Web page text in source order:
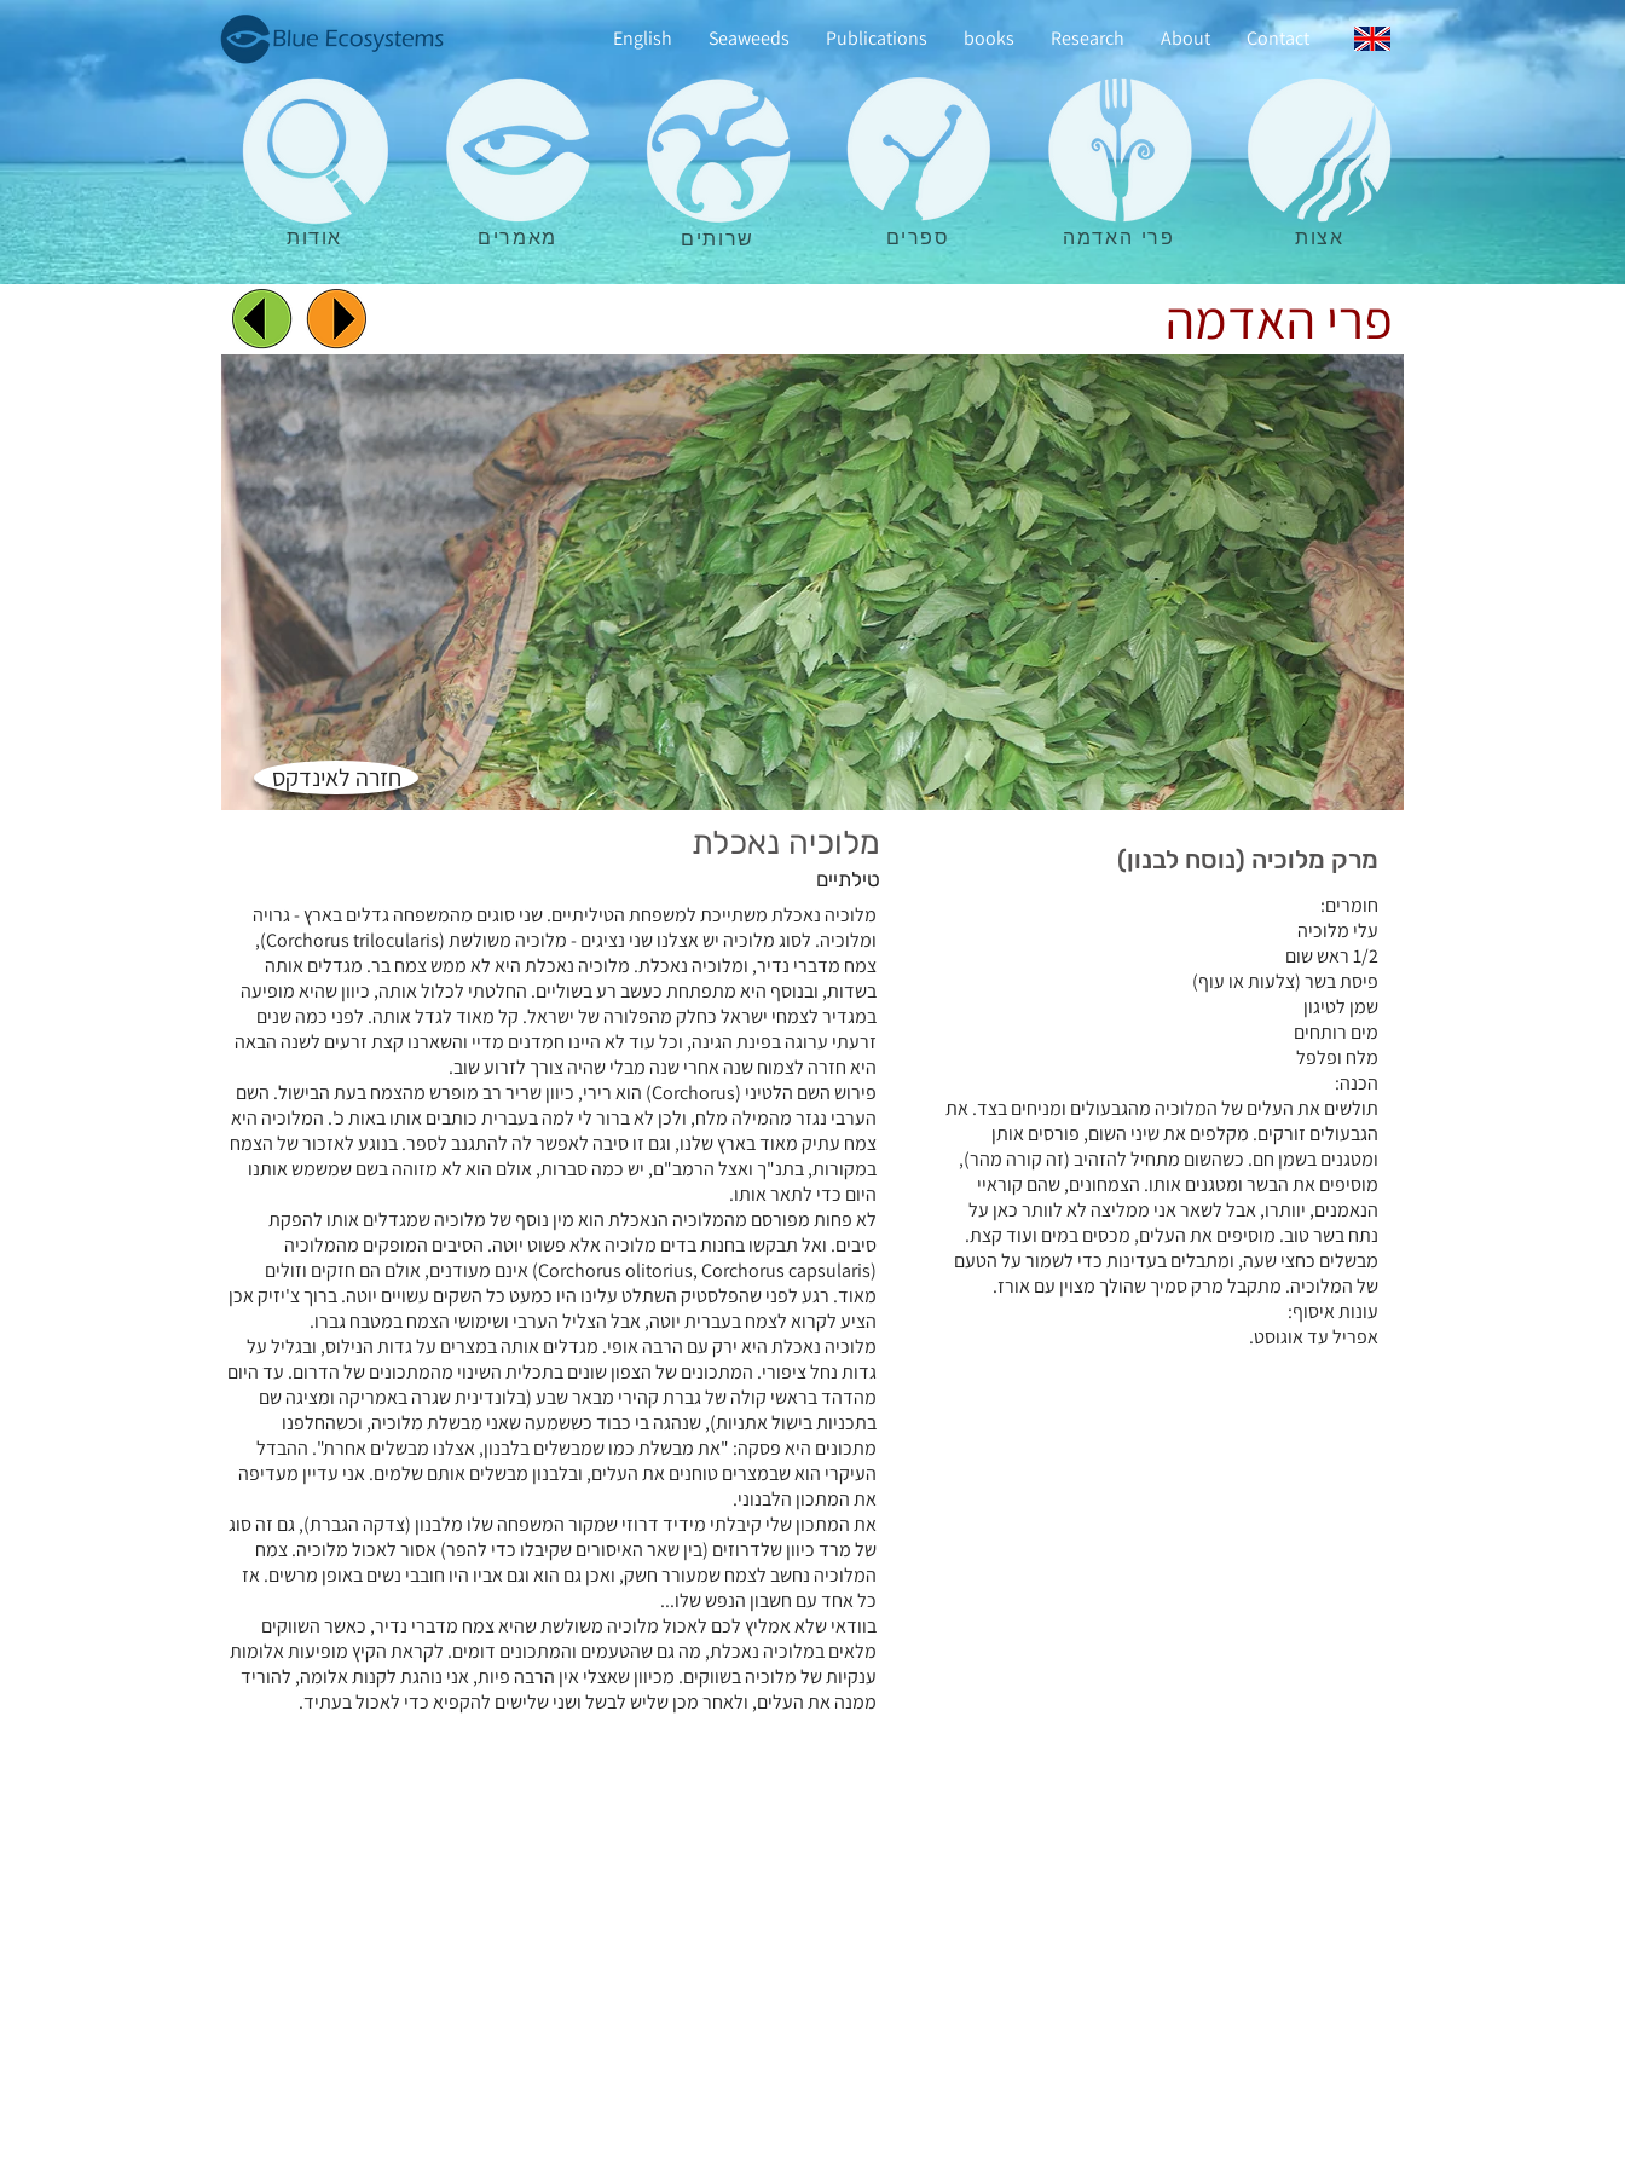
פרי האדמה
מלוכיה נאכלת משתייכת למשפחת הטיליתיים. שני סוגים מהמשפחה גדלים בארץ - גרויה
ומלוכיה. לסוג מלוכיה יש אצלנו שני נציגים - מלוכיה משולשת (Corchorus trilocularis),
צמח מדברי נדיר, ומלוכיה נאכלת. מלוכיה נאכלת היא לא ממש צמח בר. מגדלים אותה
בשדות, ובנוסף היא מתפתחת כעשב רע בשוליים. החלטתי לכלול אותה, כיוון שהיא מופיעה
במגדיר לצמחי ישראל כחלק מהפלורה של ישראל. קל מאוד לגדל אותה. לפני כמה שנים
זרעתי ערוגה בפינת הגינה, וכל עוד לא היינו חמדנים מדיי והשארנו קצת זרעים לשנה הבאה
היא חזרה לצמוח שנה אחרי שנה מבלי שהיה צורך לזרוע שוב.
פירוש השם הלטיני (Corchorus) הוא רירי, כיוון שריר רב מופרש מהצמח בעת הבישול. השם
הערבי נגזר מהמילה מלח, ולכן לא ברור לי למה בעברית כותבים אותו באות כ'. המלוכיה היא
צמח עתיק מאוד בארץ שלנו, וגם זו סיבה לאפשר לה להתגנב לספר. בנוגע לאזכור של הצמח
במקורות, בתנ"ך ואצל הרמב"ם, יש כמה סברות, אולם הוא לא מזוהה בשם שמשמש אותנו
היום כדי לתאר אותו.
לא פחות מפורסם מהמלוכיה הנאכלת הוא מין נוסף של מלוכיה שמגדלים אותו להפקת
סיבים. ואל תבקשו בחנות בדים מלוכיה אלא פשוט יוטה. הסיבים המופקים מהמלוכיה
(Corchorus olitorius, Corchorus capsularis) אינם מעודנים, אולם הם חזקים וזולים
מאוד. רגע לפני שהפלסטיק השתלט עלינו היו כמעט כל השקים עשויים יוטה. ברוך צ'יזיק אכן
הציע לקרוא לצמח בעברית יוטה, אבל הצליל הערבי ושימושי הצמח במטבח גברו.
מלוכיה נאכלת היא ירק עם הרבה אופי. מגדלים אותה במצרים על גדות הנילוס, ובגליל על
גדות נחל ציפורי. המתכונים של הצפון שונים בתכלית השינוי מהמתכונים של הדרום. עד היום
מהדהד בראשי קולה של גברת קהירי מבאר שבע (בלונדינית שגרה באמריקה ומציגה שם
בתכניות בישול אתניות), שנהגה בי כבוד כששמעה שאני מבשלת מלוכיה, וכשהחלפנו
מתכונים היא פסקה: "את מבשלת כמו שמבשלים בלבנון, אצלנו מבשלים אחרת". ההבדל
העיקרי הוא שבמצרים טוחנים את העלים, ובלבנון מבשלים אותם שלמים. אני עדיין מעדיפה
את המתכון הלבנוני.
את המתכון שלי קיבלתי מידיד דרוזי שמקור המשפחה שלו מלבנון (צדקה הגברת), גם זה סוג
של מרד כיוון שלדרוזים (בין שאר האיסורים שקיבלו כדי להפר) אסור לאכול מלוכיה. צמח
המלוכיה נחשב לצמח שמעורר חשק, ואכן גם הוא וגם אביו היו חובבי נשים באופן מרשים. אז
כל אחד עם חשבון הנפש שלו...
בוודאי שלא אמליץ לכם לאכול מלוכיה משולשת שהיא צמח מדברי נדיר, כאשר השווקים
מלאים במלוכיה נאכלת, מה גם שהטעמים והמתכונים דומים. לקראת הקיץ מופיעות אלומות
ענקיות של מלוכיה בשווקים. מכיוון שאצלי אין הרבה פיות, אני נוהגת לקנות אלומה, להוריד
ממנה את העלים, ולאחר מכן שליש לבשל ושני שלישים להקפיא כדי לאכול בעתיד.
מלוכיה נאכלת
טילתיים
חומרים:
עלי מלוכיה
1/2 ראש שום
פיסת בשר (צלעות או עוף)
שמן לטיגון
מים רותחים
מלח ופלפל
הכנה:
תולשים את העלים של המלוכיה מהגבעולים ומניחים בצד. את
הגבעולים זורקים. מקלפים את שיני השום, פורסים אותן
ומטגנים בשמן חם. כשהשום מתחיל להזהיב (זה קורה מהר),
מוסיפים את הבשר ומטגנים אותו. הצמחונים, שהם קוראיי
הנאמנים, יוותרו, אבל לשאר אני ממליצה לא לוותר כאן על
נתח בשר טוב. מוסיפים את העלים, מכסים במים ועוד קצת.
מבשלים כחצי שעה, ומתבלים בעדינות כדי לשמור על הטעם
של המלוכיה. מתקבל מרק סמיך שהולך מצוין עם אורז.
עונות איסוף:
אפריל עד אוגוסט.
חזרה לאינדקס
מרק מלוכיה (נוסח לבנון)
English Seaweeds Publications books Research About Contact
אודות מאמרים שרותים ספרים פרי האדמה אצות